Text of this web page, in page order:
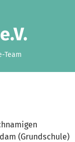
Team
(Grundschule)